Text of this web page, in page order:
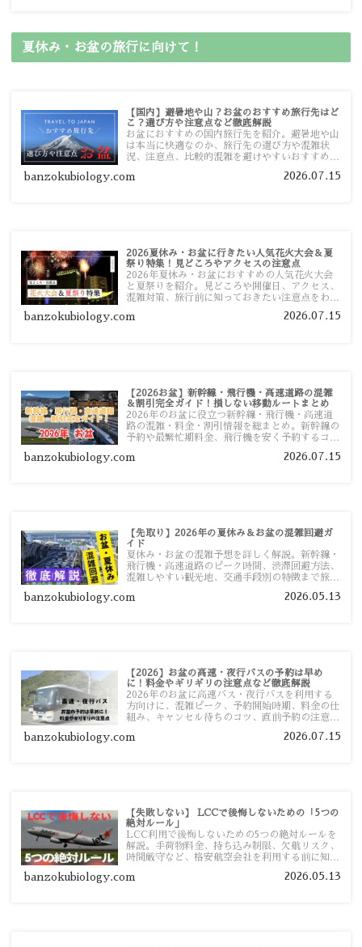
夏休み・お盆の旅行に向けて！
【国内】避暑地や山？お盆のおすすめ旅行先はど
こ？選び方や注意点など徹底解説
お盆におすすめの国内旅行先を紹介。避暑地や山
は本当に快適なのか、旅行先の選び方や混雑状
況、注意点、比較的混雑を避けやすいおすすめス
す。
banzokubiology.com 2026.07.15
2026夏休み・お盆に行きたい人気花火大会＆夏
祭り特集！見どころやアクセスの注意点
2026年夏休み・お盆におすすめの人気花火大会
と夏祭りを紹介。見どころや開催日、アクセス、
混雑対策、旅行前に知っておきたい注意点をわか
banzokubiology.com 2026.07.15
【2026お盆】新幹線・飛行機・高速道路の混雑
＆割引完全ガイド！損しない移動ルートまとめ
2026年のお盆に役立つ新幹線・飛行機・高速道
路の混雑・料金・割引情報を総まとめ。新幹線の
予約や最繁忙期料金、飛行機を安く予約するコ
い移動方法を分かりやすく解説します。
banzokubiology.com 2026.07.15
【先取り】2026年の夏休み＆お盆の混雑回避ガ
イド
夏休み・お盆の混雑予想を詳しく解説。新幹線・
飛行機・高速道路のピーク時間、渋滞回避方法、
混雑しやすい観光地、交通手段別の特徴まで旅行
banzokubiology.com 2026.05.13
【2026】お盆の高速・夜行バスの予約は早め
に！料金やギリギリの注意点など徹底解説
2026年のお盆に高速バス・夜行バスを利用する
方向けに、混雑ピーク、予約開始時期、料金の仕
組み、キャンセル待ちのコツ、直前予約の注意点
banzokubiology.com 2026.07.15
【失敗しない】 LCCで後悔しないための「5つの
絶対ルール」
LCC利用で後悔しないための5つの絶対ルールを
解説。手荷物料金、持ち込み制限、欠航リスク、
時間厳守など、格安航空会社を利用する前に知っ
す。
banzokubiology.com 2026.05.13